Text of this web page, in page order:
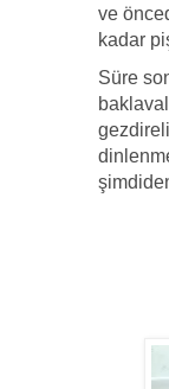
ve
kadar
Süre